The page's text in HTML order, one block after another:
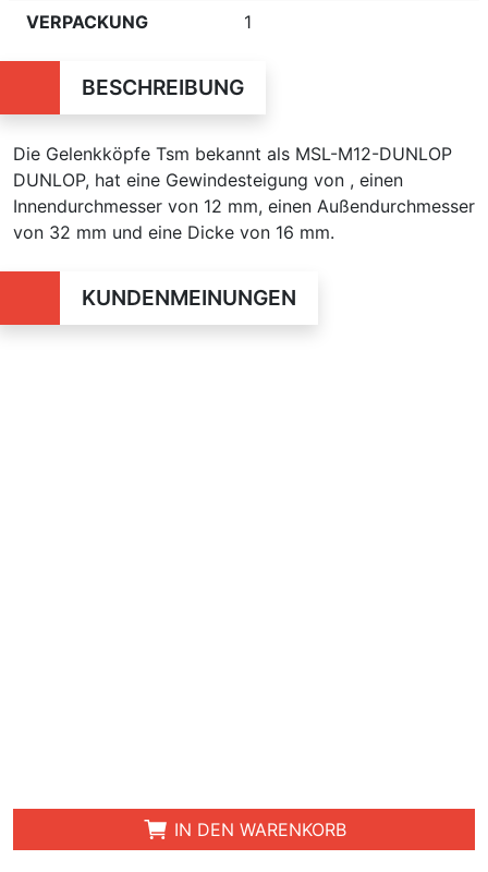
VERPACKUNG 1
BESCHREIBUNG
Die Gelenkköpfe Tsm bekannt als MSL-M12-DUNLOP
DUNLOP, hat eine Gewindesteigung von , einen
Innendurchmesser von 12 mm, einen Außendurchmesser
von 32 mm und eine Dicke von 16 mm.
KUNDENMEINUNGEN
IN DEN WARENKORB